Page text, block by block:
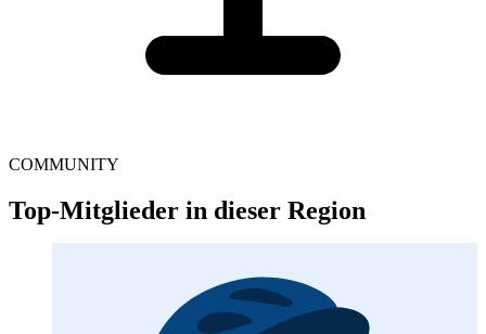
COMMUNITY
Top-Mitglieder in dieser Region